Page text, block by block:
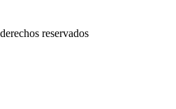
reservados